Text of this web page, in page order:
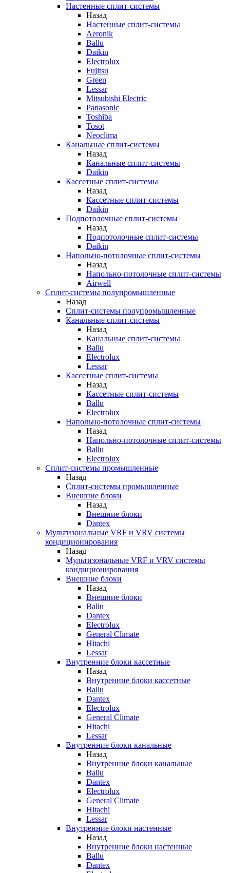
Настенные сплит-системы
Назад
Настенные сплит-системы
Aeronik
Ballu
Daikin
Electrolux
Fujitsu
Green
Lessar
Mitsubishi Electric
Panasonic
Toshiba
Tosot
Neoclima
Канальные сплит-системы
Назад
Канальные сплит-системы
Daikin
Кассетные сплит-системы
Назад
Кассетные сплит-системы
Daikin
Подпотолочные сплит-системы
Назад
Подпотолочные сплит-системы
Daikin
Напольно-потолочные сплит-системы
Назад
Напольно-потолочные сплит-системы
Airwell
Сплит-системы полупромышленные
Назад
Сплит-системы полупромышленные
Канальные сплит-системы
Назад
Канальные сплит-системы
Ballu
Electrolux
Lessar
Кассетные сплит-системы
Назад
Кассетные сплит-системы
Ballu
Electrolux
Напольно-потолочные сплит-системы
Назад
Напольно-потолочные сплит-системы
Ballu
Electrolux
Сплит-системы промышленные
Назад
Сплит-системы промышленные
Внешние блоки
Назад
Внешние блоки
Dantex
Мультизональные VRF и VRV системы
кондиционирования
Назад
Мультизональные VRF и VRV системы
кондиционирования
Внешние блоки
Назад
Внешние блоки
Ballu
Dantex
Electrolux
General Climate
Hitachi
Lessar
Внутренние блоки кассетные
Назад
Внутренние блоки кассетные
Ballu
Dantex
Electrolux
General Climate
Hitachi
Lessar
Внутренние блоки канальные
Назад
Внутренние блоки канальные
Ballu
Dantex
Electrolux
General Climate
Hitachi
Lessar
Внутренние блоки настенные
Назад
Внутренние блоки настенные
Ballu
Dantex